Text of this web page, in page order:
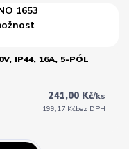
IP44, 16A, 5-PÓL
241,00 Kč/ks
199,17 Kčbez DPH